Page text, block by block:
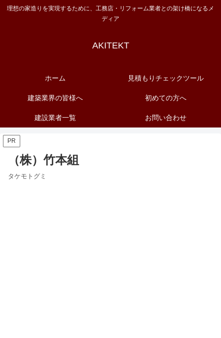
理想の家造りを実現するために、工務店・リフォーム業者との架け橋になるメ
ディア
AKITEKT
ホーム 見積もりチェックツール
建築業界の皆様へ 初めての方へ
建設業者一覧 お問い合わせ
PR
（株）竹本組
タケモトグミ